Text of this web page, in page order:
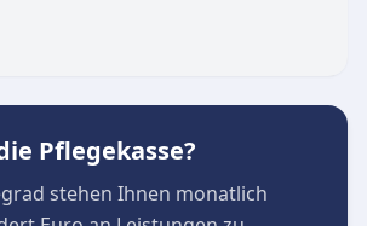
Pflegekasse?
stehen Ihnen monatlich